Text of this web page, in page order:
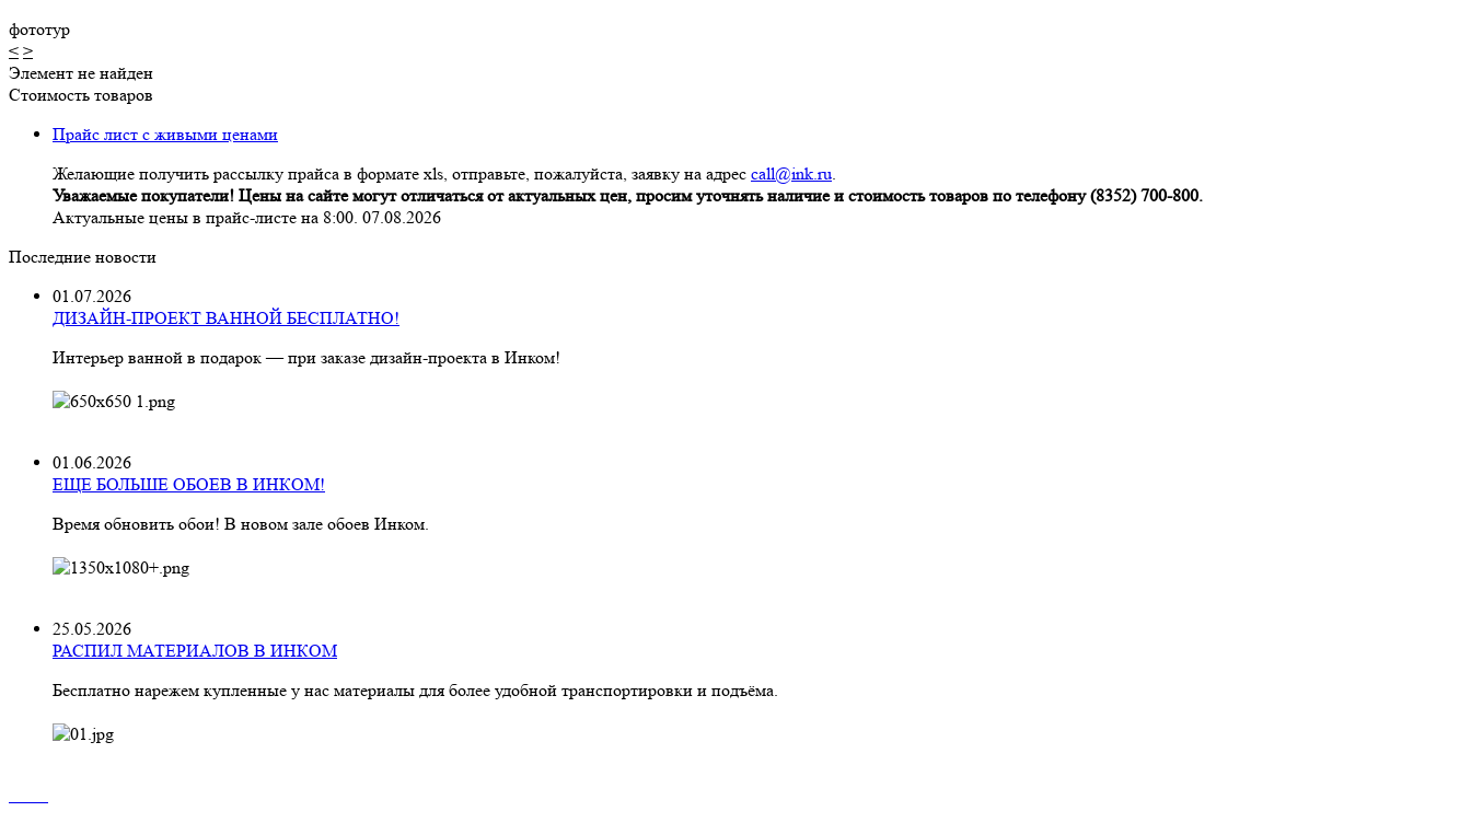
фототур
< >
Элемент не найден
Стоимость товаров
Прайс лист с живыми ценами
Желающие получить рассылку прайса в формате xls, отправьте, пожалуйста, заявку на адрес call@ink.ru.
Уважаемые покупатели! Цены на сайте могут отличаться от актуальных цен, просим уточнять наличие и стоимость товаров по телефону (8352) 700-800.
Актуальные цены в прайс-листе на 8:00. 07.08.2026
Последние новости
01.07.2026
ДИЗАЙН-ПРОЕКТ ВАННОЙ БЕСПЛАТНО!
Интерьер ванной в подарок — при заказе дизайн‑проекта в Инком!
01.06.2026
ЕЩЕ БОЛЬШЕ ОБОЕВ В ИНКОМ!
Время обновить обои! В новом зале обоев Инком.
25.05.2026
РАСПИЛ МАТЕРИАЛОВ В ИНКОМ
Бесплатно нарежем купленные у нас материалы для более удобной транспортировки и подъёма.